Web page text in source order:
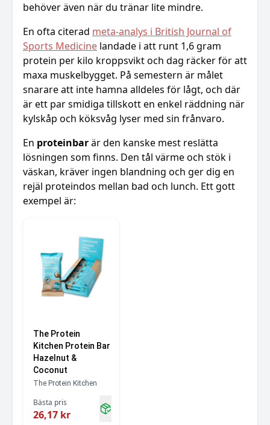
behöver även när du tränar lite mindre.
En ofta citerad meta-analys i British Journal of
Sports Medicine landade i att runt 1,6 gram
protein per kilo kroppsvikt och dag räcker för att
maxa muskelbygget. På semestern är målet
snarare att inte hamna alldeles för lågt, och där
är ett par smidiga tillskott en enkel räddning när
kylskåp och köksvåg lyser med sin frånvaro.
En proteinbarär den kanske mest reslätta
lösningen som finns. Den tål värme och stök i
väskan, kräver ingen blandning och ger dig en
rejäl proteindos mellan bad och lunch. Ett gott
exempel är:
The Protein
Kitchen Protein Bar
Hazelnut &
Coconut
The Protein Kitchen
Bästa pris
26,17 kr